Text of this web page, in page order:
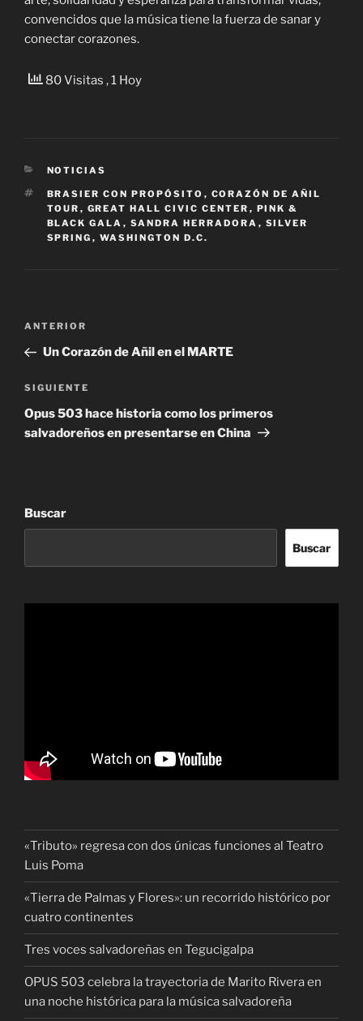
convencidos que la música tiene la fuerza de sanar y
conectar corazones.
80 Visitas , 1 Hoy
CATEGORÍAS
NOTICIAS
ETIQUETAS
BRASIER CON PROPÓSITO , CORAZÓN DE AÑIL
TOUR , GREAT HALL CIVIC CENTER , PINK &
BLACK GALA , SANDRA HERRADORA , SILVER
SPRING , WASHINGTON D.C.
Navegación
entradas
Entrada
anterior:
ANTERIOR
Un Corazón de Añil en el MARTE
Siguiente
entrada
SIGUIENTE
Opus 503 hace historia como los primeros
salvadoreños en presentarse en China
Buscar
Buscar
«Tributo» regresa con dos únicas funciones al Teatro
Luis Poma
«Tierra de Palmas y Flores»: un recorrido histórico por
cuatro continentes
Tres voces salvadoreñas en Tegucigalpa
OPUS 503 celebra la trayectoria de Marito Rivera en
una noche histórica para la música salvadoreña